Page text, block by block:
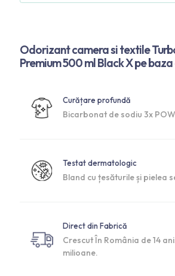
Odorizant camera si textile
Premium 500 ml Black X pe
Curățare profundă
Bicarbonat de sodiu 3x
Testat dermatologic
Bland cu țesăturile și pielea
Direct din Fabrică
Crescut În România de 14
milioane.